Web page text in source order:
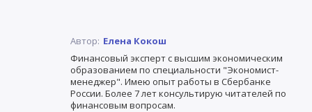
Автор: Елена Кокош
Финансовый эксперт с высшим экономическим
образованием по специальности "Экономист-
менеджер". Имею опыт работы в Сбербанке
России. Более 7 лет консультирую читателей по
финансовым вопросам.